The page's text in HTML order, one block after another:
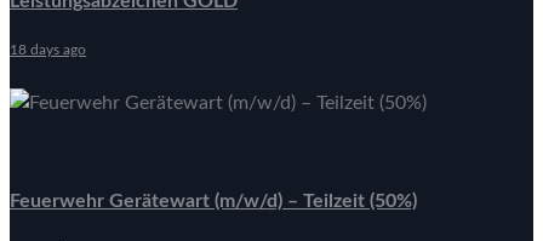
18 days ago
Feuerwehr Gerätewart (m/w/d) – Teilzeit (50%)